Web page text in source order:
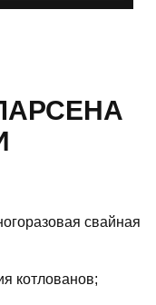
свайная
котлованов;